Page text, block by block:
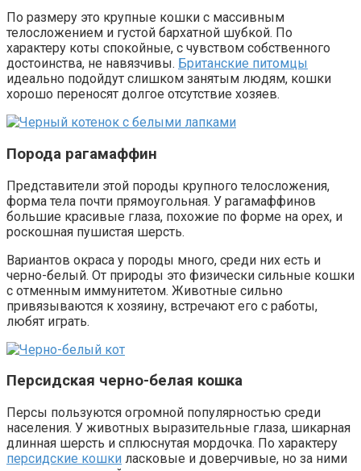
По размеру это крупные кошки с массивным
телосложением и густой бархатной шубкой. По
характеру коты спокойные, с чувством собственного
достоинства, не навязчивы. Британские питомцы
идеально подойдут слишком занятым людям, кошки
хорошо переносят долгое отсутствие хозяев.
Порода рагамаффин
Представители этой породы крупного телосложения,
форма тела почти прямоугольная. У рагамаффинов
большие красивые глаза, похожие по форме на орех, и
роскошная пушистая шерсть.
Вариантов окраса у породы много, среди них есть и
черно-белый. От природы это физически сильные кошки
с отменным иммунитетом. Животные сильно
привязываются к хозяину, встречают его с работы,
любят играть.
Персидская черно-белая кошка
Персы пользуются огромной популярностью среди
населения. У животных выразительные глаза, шикарная
длинная шерсть и сплюснутая мордочка. По характеру
персидские кошки ласковые и доверчивые, но за ними